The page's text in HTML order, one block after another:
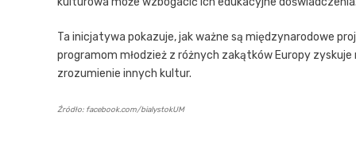
Ta inicjatywa pokazuje, jak ważne są międzynarodowe
programom młodzież z różnych zakątków Europy
zrozumienie innych kultur.
Źródło: facebook.com/bialystokUM